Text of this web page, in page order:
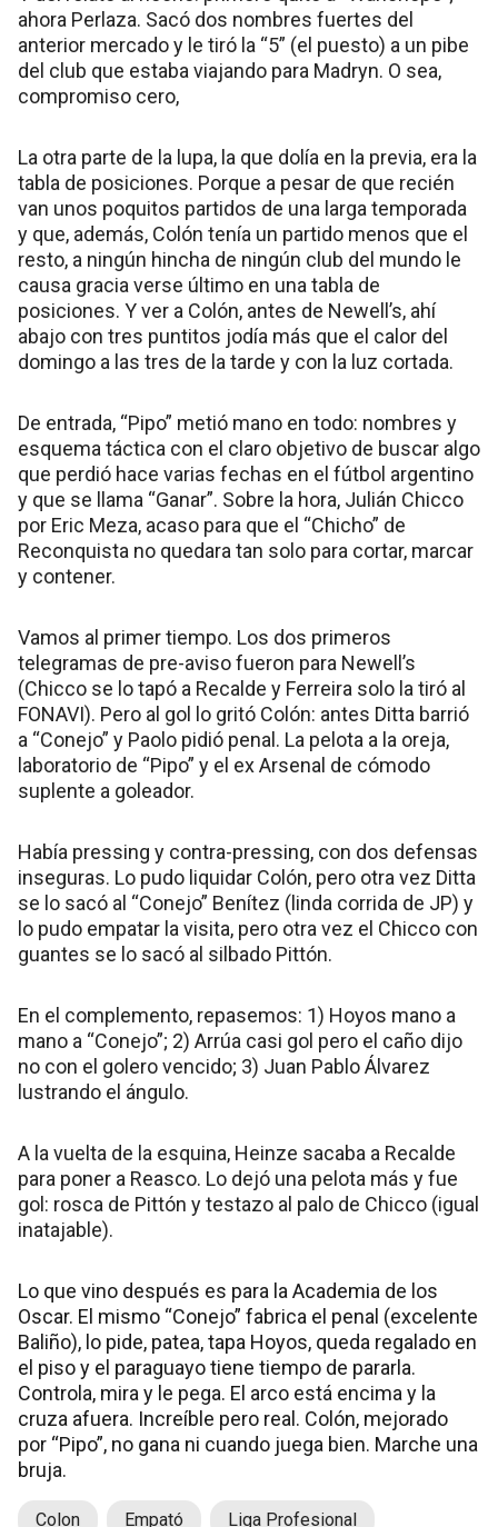
ahora Perlaza. Sacó dos nombres fuertes del
anterior mercado y le tiró la “5” (el puesto) a un pibe
del club que estaba viajando para Madryn. O sea,
compromiso cero,
La otra parte de la lupa, la que dolía en la previa, era la
tabla de posiciones. Porque a pesar de que recién
van unos poquitos partidos de una larga temporada
y que, además, Colón tenía un partido menos que el
resto, a ningún hincha de ningún club del mundo le
causa gracia verse último en una tabla de
posiciones. Y ver a Colón, antes de Newell’s, ahí
abajo con tres puntitos jodía más que el calor del
domingo a las tres de la tarde y con la luz cortada.
De entrada, “Pipo” metió mano en todo: nombres y
esquema táctica con el claro objetivo de buscar algo
que perdió hace varias fechas en el fútbol argentino
y que se llama “Ganar”. Sobre la hora, Julián Chicco
por Eric Meza, acaso para que el “Chicho” de
Reconquista no quedara tan solo para cortar, marcar
y contener.
Vamos al primer tiempo. Los dos primeros
telegramas de pre-aviso fueron para Newell’s
(Chicco se lo tapó a Recalde y Ferreira solo la tiró al
FONAVI). Pero al gol lo gritó Colón: antes Ditta barrió
a “Conejo” y Paolo pidió penal. La pelota a la oreja,
laboratorio de “Pipo” y el ex Arsenal de cómodo
suplente a goleador.
Había pressing y contra-pressing, con dos defensas
inseguras. Lo pudo liquidar Colón, pero otra vez Ditta
se lo sacó al “Conejo” Benítez (linda corrida de JP) y
lo pudo empatar la visita, pero otra vez el Chicco con
guantes se lo sacó al silbado Pittón.
En el complemento, repasemos: 1) Hoyos mano a
mano a “Conejo”; 2) Arrúa casi gol pero el caño dijo
no con el golero vencido; 3) Juan Pablo Álvarez
lustrando el ángulo.
A la vuelta de la esquina, Heinze sacaba a Recalde
para poner a Reasco. Lo dejó una pelota más y fue
gol: rosca de Pittón y testazo al palo de Chicco (igual
inatajable).
Lo que vino después es para la Academia de los
Oscar. El mismo “Conejo” fabrica el penal (excelente
Baliño), lo pide, patea, tapa Hoyos, queda regalado en
el piso y el paraguayo tiene tiempo de pararla.
Controla, mira y le pega. El arco está encima y la
cruza afuera. Increíble pero real. Colón, mejorado
por “Pipo”, no gana ni cuando juega bien. Marche una
bruja.
Colon Empató Liga Profesional